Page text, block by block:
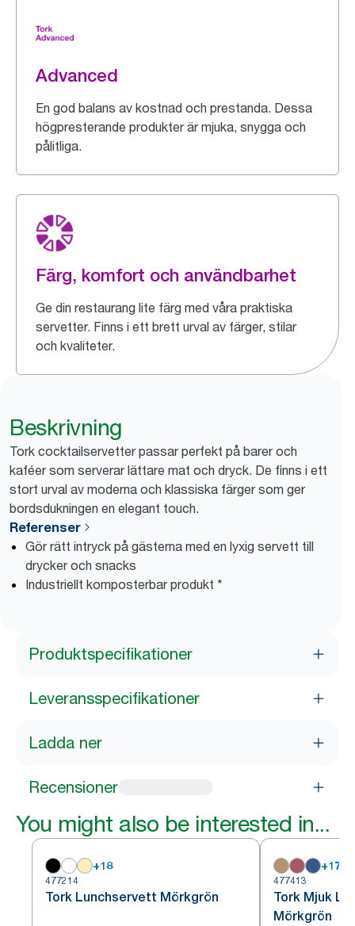
Advanced
En god balans av kostnad och prestanda. Dessa
högpresterande produkter är mjuka, snygga och
pålitliga.
Färg, komfort och användbarhet
Ge din restaurang lite färg med våra praktiska
servetter. Finns i ett brett urval av färger, stilar
och kvaliteter.
Beskrivning
Tork cocktailservetter passar perfekt på barer och
kaféer som serverar lättare mat och dryck. De finns i ett
stort urval av moderna och klassiska färger som ger
bordsdukningen en elegant touch.
Referenser
Gör rätt intryck på gästerna med en lyxig servett till
drycker och snacks
Industriellt komposterbar produkt *
Produktspecifikationer
Leveransspecifikationer
Ladda ner
Recensioner
You might also be interested in...
+18
477214
Tork Lunchservett Mörkgrön
+17
477413
Tork Mjuk
Mörkgrön